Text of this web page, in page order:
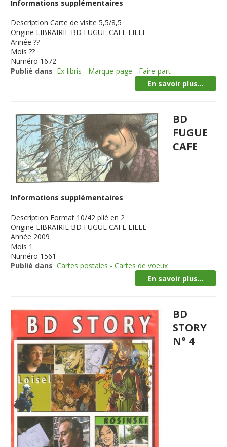
Informations supplémentaires
Description Carte de visite 5,5/8,5
Origine LIBRAIRIE BD FUGUE CAFE LILLE
Année ??
Mois ??
Numéro 1672
Publié dans Ex-libris - Marque-page - Faire-part
En savoir plus...
BD
FUGUE
CAFE
Informations supplémentaires
Description Format 10/42 plié en 2
Origine LIBRAIRIE BD FUGUE CAFE LILLE
Année 2009
Mois 1
Numéro 1561
Publié dans Cartes postales - Cartes de voeux
En savoir plus...
BD
STORY
N° 4